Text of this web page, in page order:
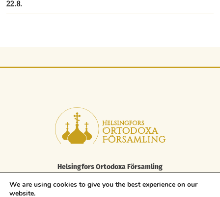
22.8.
Helsingfors Ortodoxa Församling
Elisabetsgatan 29 A, 00170 Helsingfors
tfn 09 85 646 100, fax. 09 85 646 250
We are using cookies to give you the best experience on our
website.